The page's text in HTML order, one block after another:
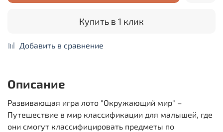
Купить в 1 клик
Добавить в сравнение
Описание
Развивающая игра лото "Окружающий мир" –
Путешествие в мир классификации для малышей, где
они смогут классифицировать предметы по